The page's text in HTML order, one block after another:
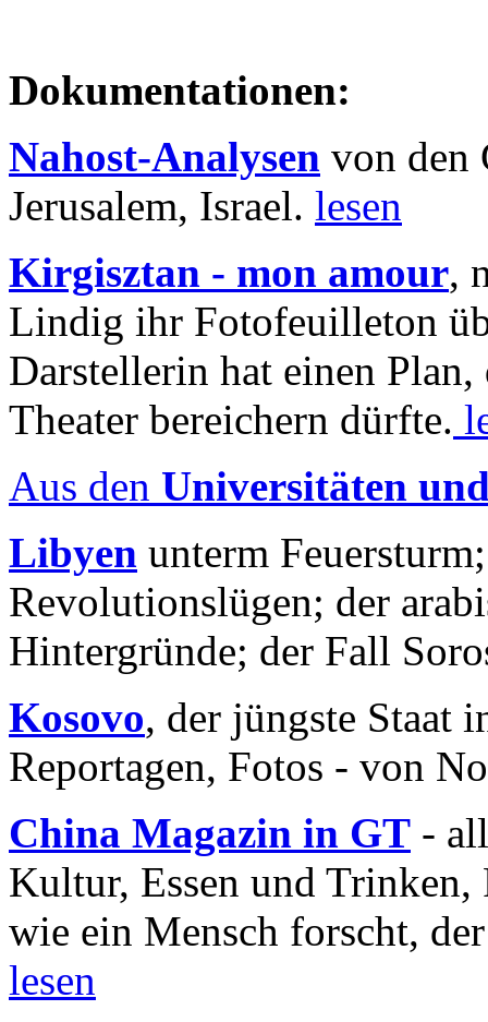
Dokumentationen:
Nahost-Analysen von den
Jerusalem, Israel. lesen
Kirgisztan - mon amour,
Lindig ihr Fotofeuilleton
Darstellerin hat einen Plan,
Theater bereichern dürfte.
Aus den Universitäten
Libyen unterm
Revolutionslügen; der
Hintergründe; der Fall
Kosovo, der jüngste Staat
Reportagen, Fotos - von
China Magazin in GT -
Kultur, Essen und
wie ein Mensch forscht,
lesen